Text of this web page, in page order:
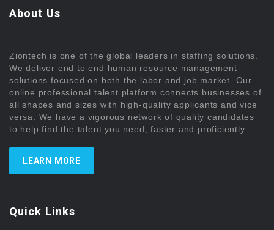
About Us
Ziontech is one of the global leaders in staffing solutions.
We deliver end to end human resource management
solutions focused on both the labor and job market. Our
online professional talent platform connects businesses of
all shapes and sizes with high-quality applicants and vice
versa. We have a vigorous network of quality candidates
to help find the talent you need, faster and proficiently.
LEARN MORE
Quick Links